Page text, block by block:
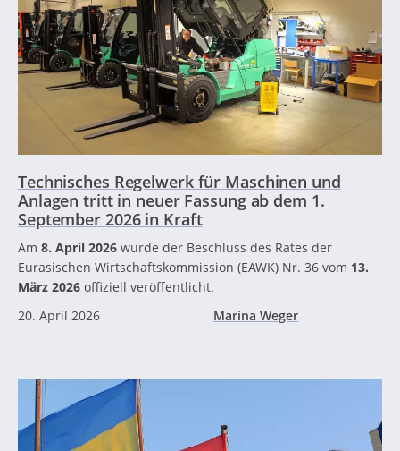
Technisches Regelwerk für Maschinen und
Anlagen tritt in neuer Fassung ab dem 1.
September 2026 in Kraft
Am 8. April 2026 wurde der Beschluss des Rates der
Eurasischen Wirtschaftskommission (EAWK) Nr. 36 vom 13.
März 2026 offiziell veröffentlicht.
20. April 2026
Marina Weger